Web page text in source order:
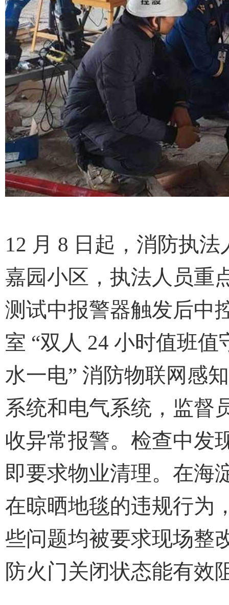
12 月 8 日起，消防执
嘉园小区，执法人员重
测试中报警器触发后中
室 “双人 24 小时值班
水一电” 消防物联网感
系统和电气系统，监督
收异常报警。检查中发
即要求物业清理。在海
在晾晒地毯的违规行为
些问题均被要求现场整
防火门关闭状态能有效